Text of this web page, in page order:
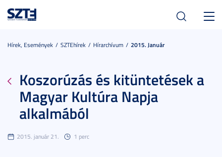
Hírek, Események SZTEhírek Hírarchívum 2015. Január
Koszorúzás és kitüntetések a
Magyar Kultúra Napja
alkalmából
2015. január 21. 1 perc